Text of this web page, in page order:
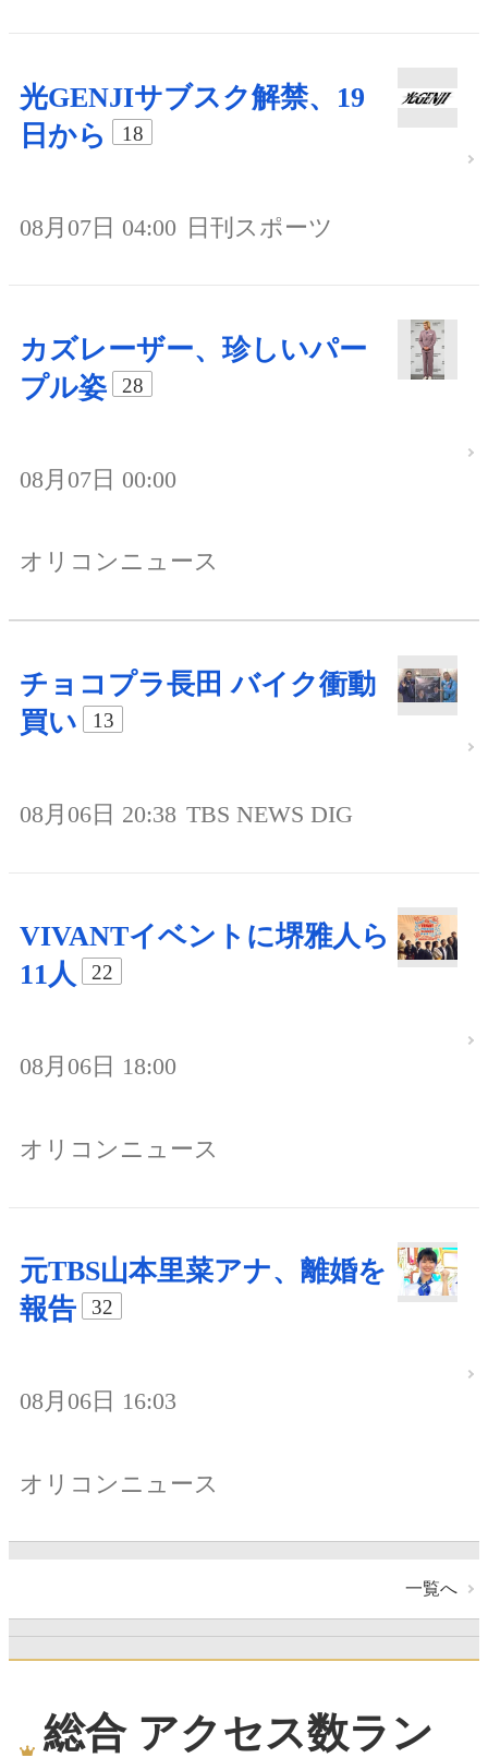
光GENJIサブスク解禁、19
日から
18
08月07日 04:00 日刊スポーツ
カズレーザー、珍しいパー
プル姿
28
08月07日 00:00
オリコンニュース
チョコプラ長田 バイク衝動
買い
13
08月06日 20:38 TBS NEWS DIG
VIVANTイベントに堺雅人ら
11人
22
08月06日 18:00
オリコンニュース
元TBS山本里菜アナ、離婚を
報告
32
08月06日 16:03
オリコンニュース
一覧へ
総合 アクセス数ラン